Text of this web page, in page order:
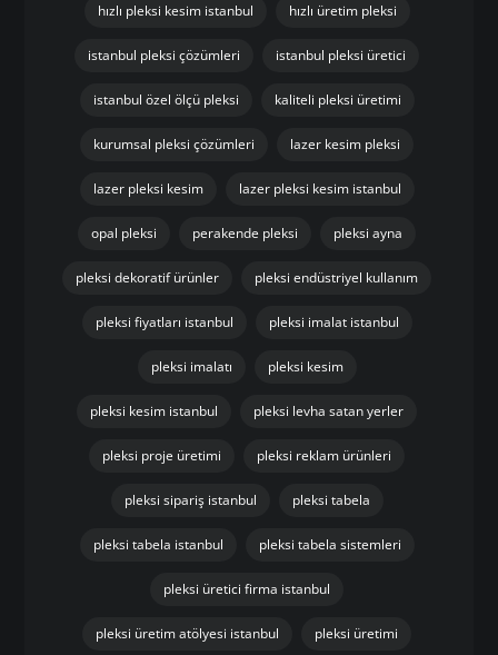
hızlı pleksi kesim istanbul hızlı üretim pleksi
istanbul pleksi çözümleri istanbul pleksi üretici
istanbul özel ölçü pleksi kaliteli pleksi üretimi
kurumsal pleksi çözümleri lazer kesim pleksi
lazer pleksi kesim lazer pleksi kesim istanbul
opal pleksi perakende pleksi pleksi ayna
pleksi dekoratif ürünler pleksi endüstriyel kullanım
pleksi fiyatları istanbul pleksi imalat istanbul
pleksi imalatı pleksi kesim
pleksi kesim istanbul pleksi levha satan yerler
pleksi proje üretimi pleksi reklam ürünleri
pleksi sipariş istanbul pleksi tabela
pleksi tabela istanbul pleksi tabela sistemleri
pleksi üretici firma istanbul
pleksi üretim atölyesi istanbul pleksi üretimi